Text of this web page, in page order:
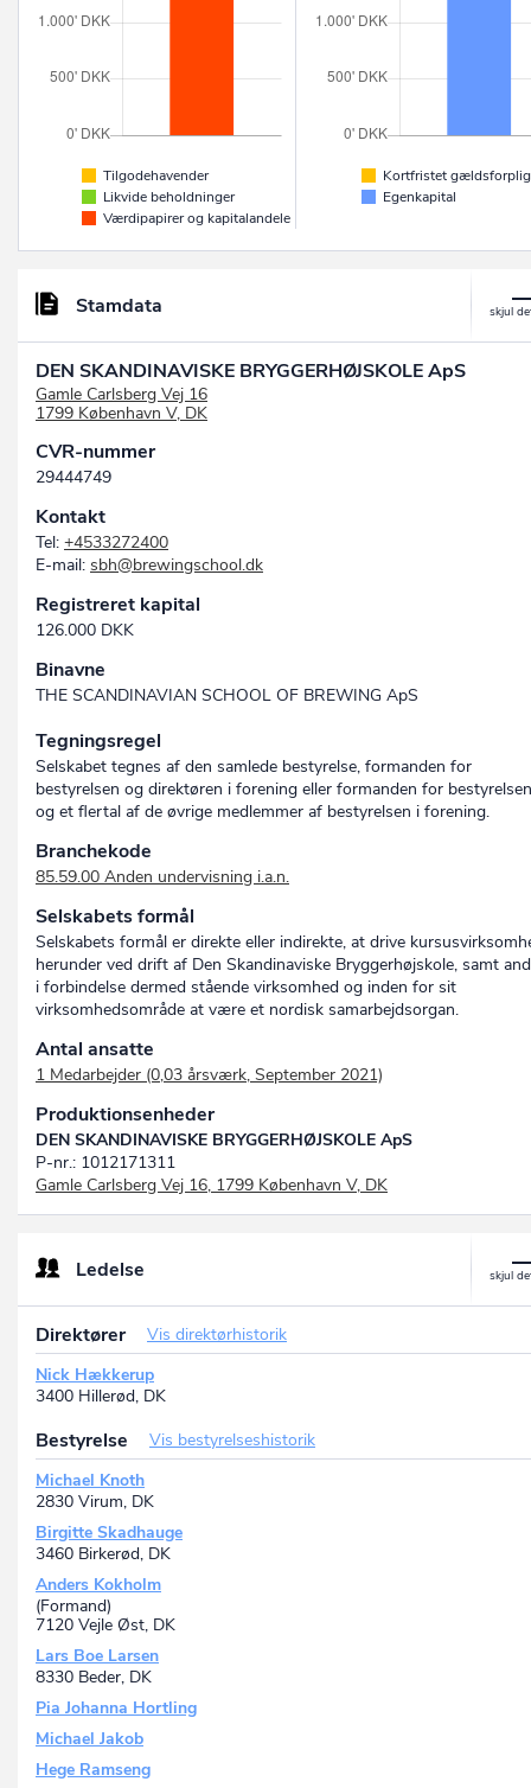
Tilgodehavender
Likvide beholdninger
Værdipapirer og kapitalandele
Kortfristet
Egenkapital
Stamdata
DEN SKANDINAVISKE BRYGGERHØJSKOLE ApS
Gamle Carlsberg Vej 16
1799 København V, DK
CVR-nummer
29444749
Kontakt
Tel: +4533272400
E-mail: sbh@brewingschool.dk
Registreret kapital
126.000 DKK
Binavne
THE SCANDINAVIAN SCHOOL OF BREWING ApS
Tegningsregel
Selskabet tegnes af den samlede bestyrelse, formanden for
bestyrelsen og direktøren i forening eller formanden for bestyrelsen
og et flertal af de øvrige medlemmer af bestyrelsen i forening.
Branchekode
85.59.00 Anden undervisning i.a.n.
Selskabets formål
Selskabets formål er direkte eller indirekte, at drive
herunder ved drift af Den Skandinaviske Bryggerhøjskole, samt
i forbindelse dermed stående virksomhed og inden for sit
virksomhedsområde at være et nordisk samarbejdsorgan.
Antal ansatte
1 Medarbejder (0,03 årsværk, September 2021)
Produktionsenheder
DEN SKANDINAVISKE BRYGGERHØJSKOLE ApS
P-nr.: 1012171311
Gamle Carlsberg Vej 16, 1799 København V, DK
Ledelse
Direktører
Vis direktørhistorik
Nick Hækkerup
3400 Hillerød, DK
Bestyrelse
Vis bestyrelseshistorik
Michael Knoth
2830 Virum, DK
Birgitte Skadhauge
3460 Birkerød, DK
Anders Kokholm
(Formand)
7120 Vejle Øst, DK
Lars Boe Larsen
8330 Beder, DK
Pia Johanna Hortling
Michael Jakob
Hege Ramseng